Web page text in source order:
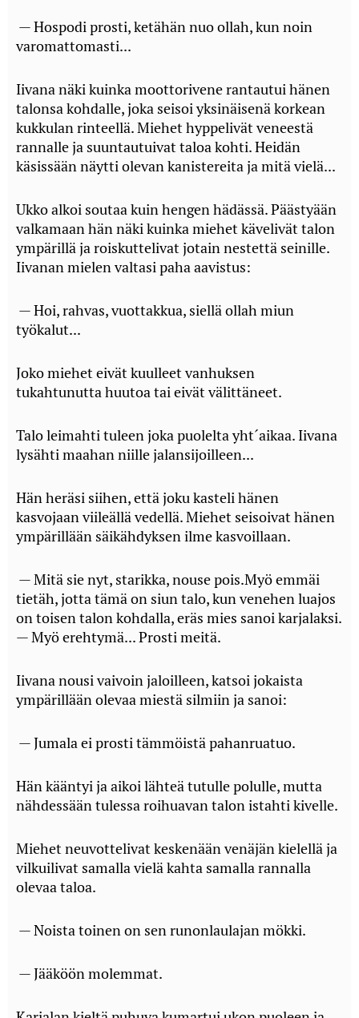
— Hospodi prosti, ketähän nuo ollah, kun noin
varomattomasti...
Iivana näki kuinka moottorivene rantautui hänen
talonsa kohdalle, joka seisoi yksinäisenä korkean
kukkulan rinteellä. Miehet hyppelivät veneestä
rannalle ja suuntautuivat taloa kohti. Heidän
käsissään näytti olevan kanistereita ja mitä vielä...
Ukko alkoi soutaa kuin hengen hädässä. Päästyään
valkamaan hän näki kuinka miehet kävelivät talon
ympärillä ja roiskuttelivat jotain nestettä seinille.
Iivanan mielen valtasi paha aavistus:
— Hoi, rahvas, vuottakkua, siellä ollah miun
työkalut...
Joko miehet eivät kuulleet vanhuksen
tukahtunutta huutoa tai eivät välittäneet.
Talo leimahti tuleen joka puolelta yht´aikaa. Iivana
lysähti maahan niille jalansijoilleen...
Hän heräsi siihen, että joku kasteli hänen
kasvojaan viileällä vedellä. Miehet seisoivat hänen
ympärillään säikähdyksen ilme kasvoillaan.
— Mitä sie nyt, starikka, nouse pois.Myö emmäi
tietäh, jotta tämä on siun talo, kun venehen luajos
on toisen talon kohdalla, eräs mies sanoi karjalaksi.
— Myö erehtymä... Prosti meitä.
Iivana nousi vaivoin jaloilleen, katsoi jokaista
ympärillään olevaa miestä silmiin ja sanoi:
— Jumala ei prosti tämmöistä pahanruatuo.
Hän kääntyi ja aikoi lähteä tutulle polulle, mutta
nähdessään tulessa roihuavan talon istahti kivelle.
Miehet neuvottelivat keskenään venäjän kielellä ja
vilkuilivat samalla vielä kahta samalla rannalla
olevaa taloa.
— Noista toinen on sen runonlaulajan mökki.
— Jääköön molemmat.